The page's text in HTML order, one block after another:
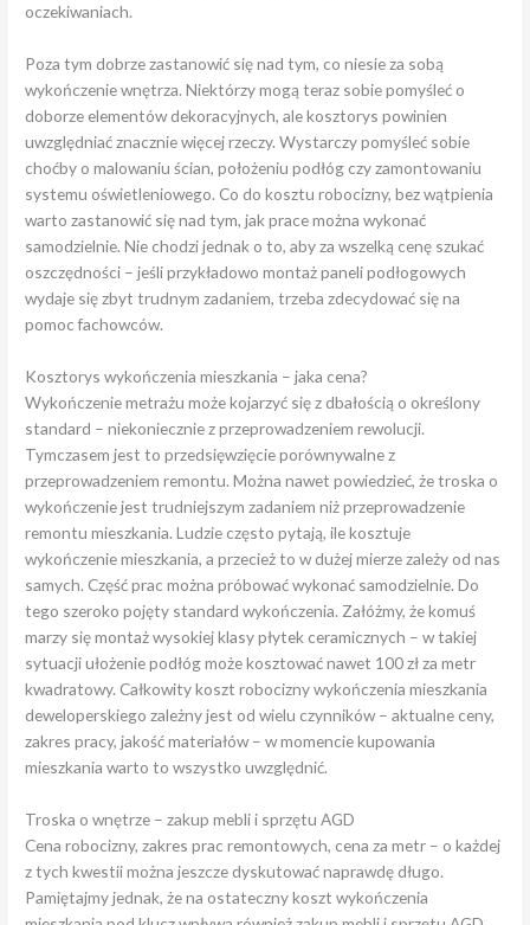
oczekiwaniach.
Poza tym dobrze zastanowić się nad tym, co niesie za sobą
wykończenie wnętrza. Niektórzy mogą teraz sobie pomyśleć o
doborze elementów dekoracyjnych, ale kosztorys powinien
uwzględniać znacznie więcej rzeczy. Wystarczy pomyśleć sobie
choćby o malowaniu ścian, położeniu podłóg czy zamontowaniu
systemu oświetleniowego. Co do kosztu robocizny, bez wątpienia
warto zastanowić się nad tym, jak prace można wykonać
samodzielnie. Nie chodzi jednak o to, aby za wszelką cenę szukać
oszczędności – jeśli przykładowo montaż paneli podłogowych
wydaje się zbyt trudnym zadaniem, trzeba zdecydować się na
pomoc fachowców.
Kosztorys wykończenia mieszkania – jaka cena?
Wykończenie metrażu może kojarzyć się z dbałością o określony
standard – niekoniecznie z przeprowadzeniem rewolucji.
Tymczasem jest to przedsięwzięcie porównywalne z
przeprowadzeniem remontu. Można nawet powiedzieć, że troska o
wykończenie jest trudniejszym zadaniem niż przeprowadzenie
remontu mieszkania. Ludzie często pytają, ile kosztuje
wykończenie mieszkania, a przecież to w dużej mierze zależy od nas
samych. Część prac można próbować wykonać samodzielnie. Do
tego szeroko pojęty standard wykończenia. Załóżmy, że komuś
marzy się montaż wysokiej klasy płytek ceramicznych – w takiej
sytuacji ułożenie podłóg może kosztować nawet 100 zł za metr
kwadratowy. Całkowity koszt robocizny wykończenia mieszkania
deweloperskiego zależny jest od wielu czynników – aktualne ceny,
zakres pracy, jakość materiałów – w momencie kupowania
mieszkania warto to wszystko uwzględnić.
Troska o wnętrze – zakup mebli i sprzętu AGD
Cena robocizny, zakres prac remontowych, cena za metr – o każdej
z tych kwestii można jeszcze dyskutować naprawdę długo.
Pamiętajmy jednak, że na ostateczny koszt wykończenia